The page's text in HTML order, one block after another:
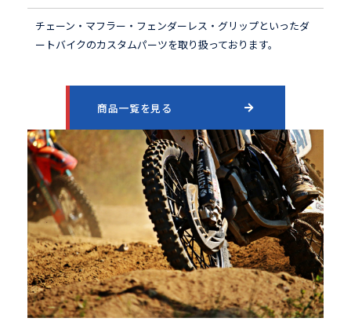
チェーン・マフラー・フェンダーレス・グリップといったダ
ートバイクのカスタムパーツを取り扱っております。
商品一覧を見る